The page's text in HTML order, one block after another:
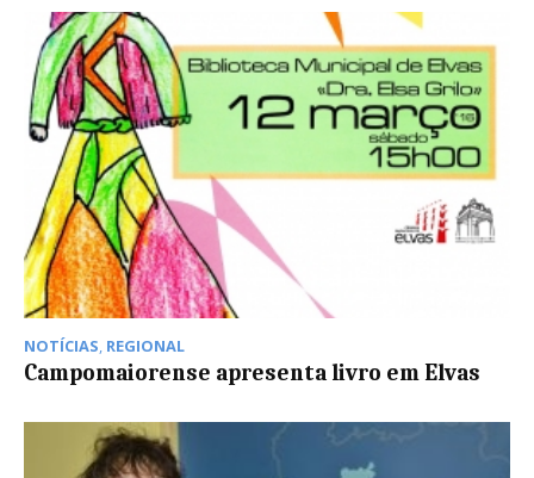
NOTÍCIAS, REGIONAL
Campomaiorense apresenta livro em Elvas